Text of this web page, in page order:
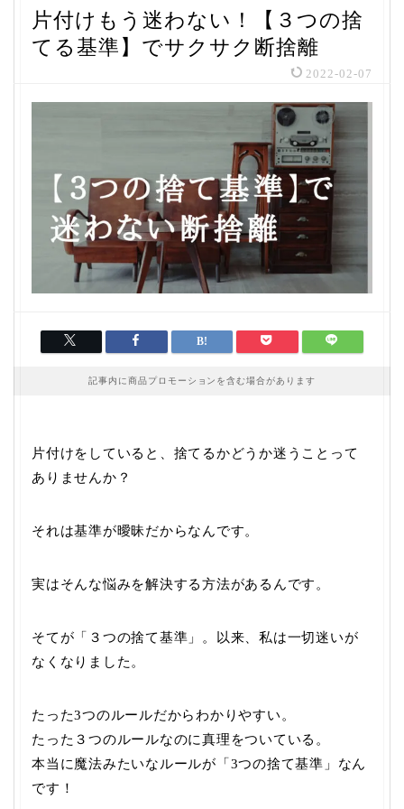
片付けもう迷わない！【３つの捨
てる基準】でサクサク断捨離
2022-02-07
記事内に商品プロモーションを含む場合があります
片付けをしていると、捨てるかどうか迷うことって
ありませんか？
それは基準が曖昧だからなんです。
実はそんな悩みを解決する方法があるんです。
そてが「３つの捨て基準」。以来、私は一切迷いが
なくなりました。
たった3つのルールだからわかりやすい。
たった３つのルールなのに真理をついている。
本当に魔法みたいなルールが「3つの捨て基準」なん
です！